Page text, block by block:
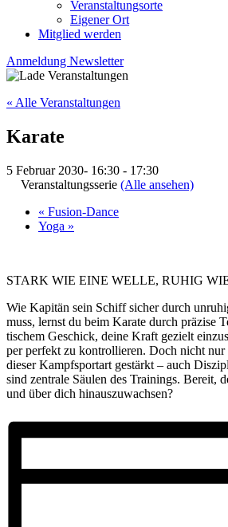
Veranstaltungsorte
Eigener Ort
Mitglied werden
Anmeldung Newsletter
« Alle Veranstaltungen
Karate
5 Februar 2030- 16:30 - 17:30
Veranstaltungsserie (Alle ansehen)
« Fusion-Dance
Yoga »
STARK WIE EINE WELLE, RUHIG
Wie Kapitän sein Schiff sicher durch
muss, lernst du beim Ka­rate durch prä­zise
tischem Ge­schick, deine Kraft ge­zielt
per per­fekt zu kon­trol­lie­ren. Doch nicht
dieser Kampf­sport­art gestärkt – auch
sind zen­trale Säulen des Trainings. Be­reit,
und über dich hinaus­zu­wachsen?